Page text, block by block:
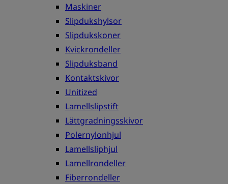
Maskiner
Slipdukshylsor
Slipdukskoner
Kvickrondeller
Slipduksband
Kontaktskivor
Unitized
Lamellslipstift
Lättgradningsskivor
Polernylonhjul
Lamellsliphjul
Lamellrondeller
Fiberrondeller